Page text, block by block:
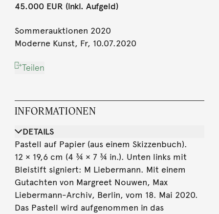
45.000 EUR (inkl. Aufgeld)
Sommerauktionen 2020
Moderne Kunst, Fr, 10.07.2020
Teilen
INFORMATIONEN
DETAILS
Pastell auf Papier (aus einem Skizzenbuch).
12 × 19,6 cm (4 ¾ × 7 ¾ in.). Unten links mit
Bleistift signiert: M Liebermann. Mit einem
Gutachten von Margreet Nouwen, Max
Liebermann-Archiv, Berlin, vom 18. Mai 2020.
Das Pastell wird aufgenommen in das